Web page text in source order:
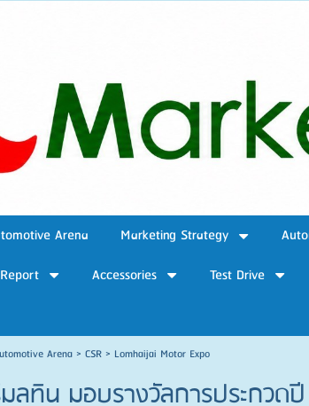
Arena Marketing Strategy
Accessories Test Drive
Arena> CSR> Lomhaijai Motor Expo
มลทิน มอบรางวัลการประกวด